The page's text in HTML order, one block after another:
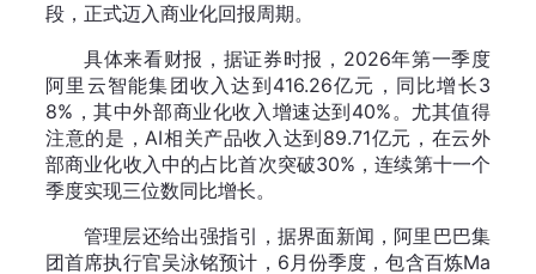
段，正式迈入商业化回报周期。
具体来看财报，据证券时报，2026年第一季度
阿里云智能集团收入达到416.26亿元，同比增长3
8%，其中外部商业化收入增速达到40%。尤其值得
注意的是，AI相关产品收入达到89.71亿元，在云外
部商业化收入中的占比首次突破30%，连续第十一个
季度实现三位数同比增长。
管理层还给出强指引，据界面新闻，阿里巴巴集
团首席执行官吴泳铭预计，6月份季度，包含百炼Ma